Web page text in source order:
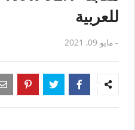
للعربية
- مايو 09, 2021